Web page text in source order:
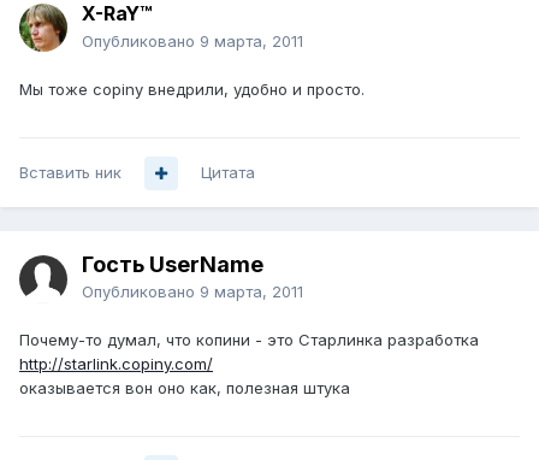
X-RaY™
Опубликовано 9 марта, 2011
Мы тоже copiny внедрили, удобно и просто.
Вставить ник Цитата
Гость UserName
Опубликовано 9 марта, 2011
Почему-то думал, что копини - это Старлинка разработка
http://starlink.copiny.com/
оказывается вон оно как, полезная штука